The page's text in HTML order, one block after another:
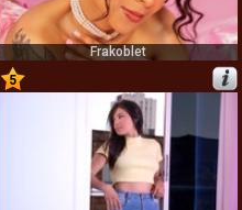
Frakoblet
5